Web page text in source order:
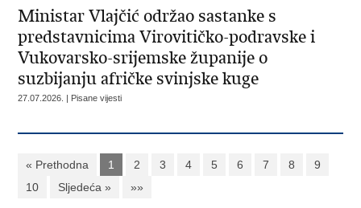
Ministar Vlajčić održao sastanke s
predstavnicima Virovitičko-podravske i
Vukovarsko-srijemske županije o
suzbijanju afričke svinjske kuge
27.07.2026. | Pisane vijesti
« Prethodna 1 2 3 4 5 6 7 8
9
10
Sljedeća » »»